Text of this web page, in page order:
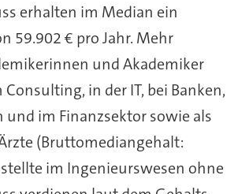
erhalten im Median ein
59.902 € pro Jahr. Mehr
und Akademiker
in der IT, bei Banken,
und im Finanzsektor sowie als
(Bruttomediangehalt:
im Ingenieurswesen ohne